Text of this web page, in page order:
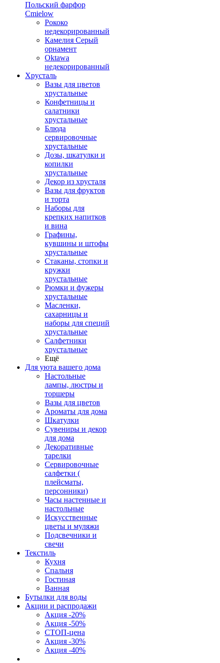
Польский фарфор
Сmielow
Рококо
недекорированный
Камелия Серый
орнамент
Oktawa
недекорированный
Хрусталь
Вазы для цветов
хрустальные
Конфетницы и
салатники
хрустальные
Блюда
сервировочные
хрустальные
Дозы, шкатулки и
копилки
хрустальные
Декор из хрусталя
Вазы для фруктов
и торта
Наборы для
крепких напитков
и вина
Графины,
кувшины и штофы
хрустальные
Стаканы, стопки и
кружки
хрустальные
Рюмки и фужеры
хрустальные
Масленки,
сахарницы и
наборы для специй
хрустальные
Салфетники
хрустальные
Ещё
Для уюта вашего дома
Настольные
лампы, люстры и
торшеры
Вазы для цветов
Ароматы для дома
Шкатулки
Сувениры и декор
для дома
Декоративные
тарелки
Сервировочные
салфетки (
плейсматы,
персонники)
Часы настенные и
настольные
Искусственные
цветы и муляжи
Подсвечники и
свечи
Текстиль
Кухня
Спальня
Гостиная
Ванная
Бутылки для воды
Акции и распродажи
Акция -20%
Акция -50%
СТОП-цена
Акция -30%
Акция -40%